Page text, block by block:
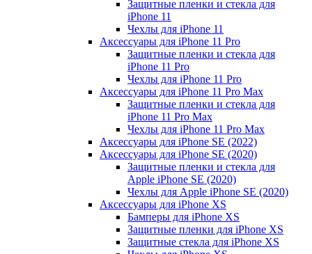
Защитные пленки и стекла для
iPhone 11
Чехлы для iPhone 11
Аксессуары для iPhone 11 Pro
Защитные пленки и стекла для
iPhone 11 Pro
Чехлы для iPhone 11 Pro
Аксессуары для iPhone 11 Pro Max
Защитные пленки и стекла для
iPhone 11 Pro Max
Чехлы для iPhone 11 Pro Max
Аксессуары для iPhone SE (2022)
Аксессуары для iPhone SE (2020)
Защитные пленки и стекла для
Apple iPhone SE (2020)
Чехлы для Apple iPhone SE (2020)
Аксессуары для iPhone ХS
Бамперы для iPhone ХS
Защитные пленки для iPhone ХS
Защитные стекла для iPhone ХS